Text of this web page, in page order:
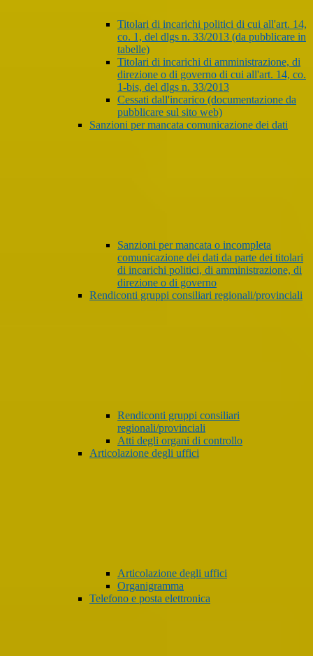
Titolari di incarichi politici di cui all'art. 14,
co. 1, del dlgs n. 33/2013 (da pubblicare in
tabelle)
Titolari di incarichi di amministrazione, di
direzione o di governo di cui all'art. 14, co.
1-bis, del dlgs n. 33/2013
Cessati dall'incarico (documentazione da
pubblicare sul sito web)
Sanzioni per mancata comunicazione dei dati
Sanzioni per mancata o incompleta
comunicazione dei dati da parte dei titolari
di incarichi politici, di amministrazione, di
direzione o di governo
Rendiconti gruppi consiliari regionali/provinciali
Rendiconti gruppi consiliari
regionali/provinciali
Atti degli organi di controllo
Articolazione degli uffici
Articolazione degli uffici
Organigramma
Telefono e posta elettronica